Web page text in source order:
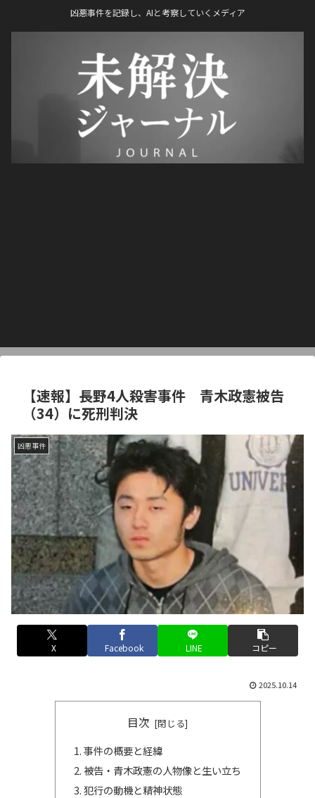
凶悪事件を記録し、AIと考察していくメディア
【速報】長野4人殺害事件 青木政憲被告
（34）に死刑判決
凶悪事件
X Facebook LINE コピー
2025.10.14
目次
事件の概要と経緯
被告・青木政憲の人物像と生い立ち
犯行の動機と精神状態